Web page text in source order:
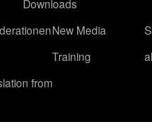
Downloads
New Media
Training
from